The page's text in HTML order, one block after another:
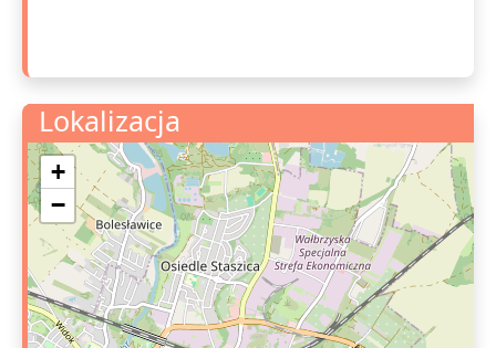
Lokalizacja
+
−